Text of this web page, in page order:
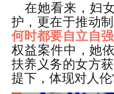
在她看来，妇
护，更在于推动
何时都要自立自
权益案件中，她
扶养义务的女方
提下，体现对人